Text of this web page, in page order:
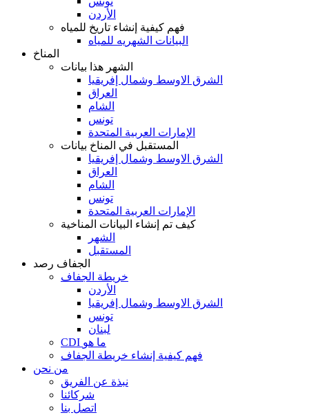
الأردن
فهم كيفية إنشاء تاريخ للمياه
البيانات الشهريه للمياه
المناخ
الشهر هذا بيانات
الشرق الاوسط وشمال إفريقيا
العراق
الشام
تونس
الإمارات العربية المتحدة
المستقبل في المناخ بيانات
الشرق الاوسط وشمال إفريقيا
العراق
الشام
تونس
الإمارات العربية المتحدة
كيف تم إنشاء البيانات المناخية
الشهر
المستقبل
الجفاف رصد
خريطة الجفاف
الأردن
الشرق الاوسط وشمال إفريقيا
تونس
لبنان
CDI ما هو
فهم كيفية إنشاء خريطة الجفاف
من نحن
نبذة عن الفريق
شركائنا
اتصل بنا